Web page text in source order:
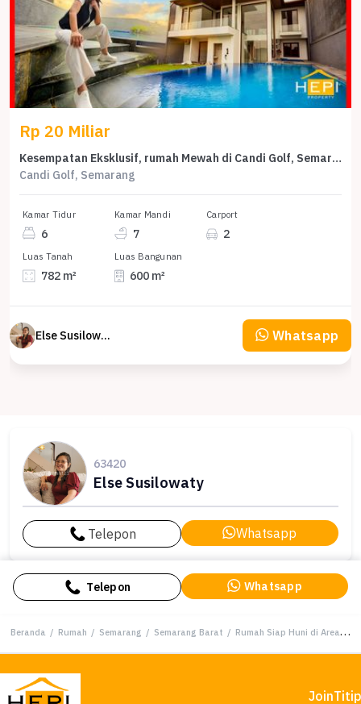
Rp 20 Miliar
Kesempatan Eksklusif, rumah Mewah di Candi Golf, Semarang, LB 600m²
Candi Golf, Semarang
Kamar Tidur
6
Kamar Mandi
7
Carport
2
Luas Tanah
782 m²
Luas Bangunan
600 m²
Else Susilowaty Whatsapp
63420
Else Susilowaty
Telepon Whatsapp
Telepon Whatsapp
Beranda / Rumah / Semarang / Semarang Barat / Rumah Siap Huni di Area Semarang Barat, Semarang, LT 160m²
Join